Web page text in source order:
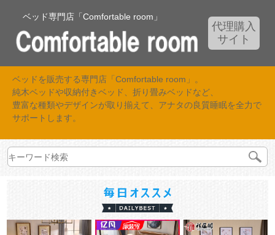
ベッド専門店「Comfortable room」
代理購入
サイト
ベッドを販売する専門店「Comfortable room」。
純木ベッドや収納付きベッド、折り畳みベッドなど、
豊富な種類やデザインが取り揃えて、アナタの良質睡眠を全力で
サポートします。